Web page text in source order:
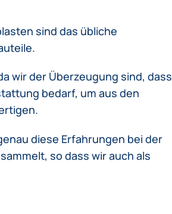
sind das übliche
wir der Überzeugung sind, dass
bedarf, um aus den
diese Erfahrungen bei der
so dass wir auch als